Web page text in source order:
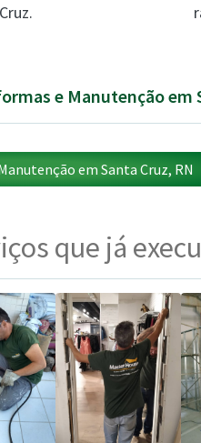
e Manutenção em
em Santa Cruz, RN
que já